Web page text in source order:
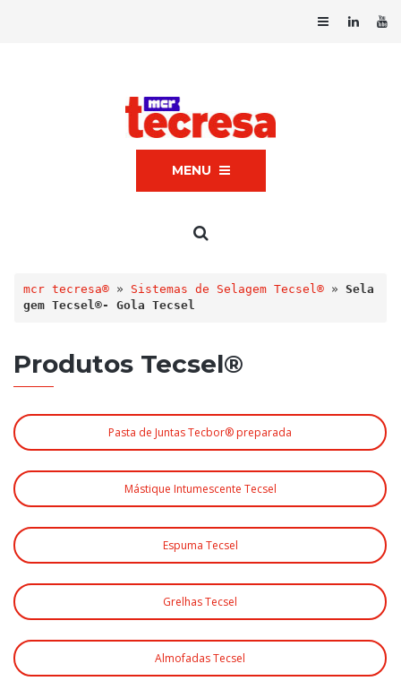
MENU
mcr tecresa® » Sistemas de Selagem Tecsel® » Sela
gem Tecsel®- Gola Tecsel
Produtos Tecsel®
Pasta de Juntas Tecbor® preparada
Mástique Intumescente Tecsel
Espuma Tecsel
Grelhas Tecsel
Almofadas Tecsel